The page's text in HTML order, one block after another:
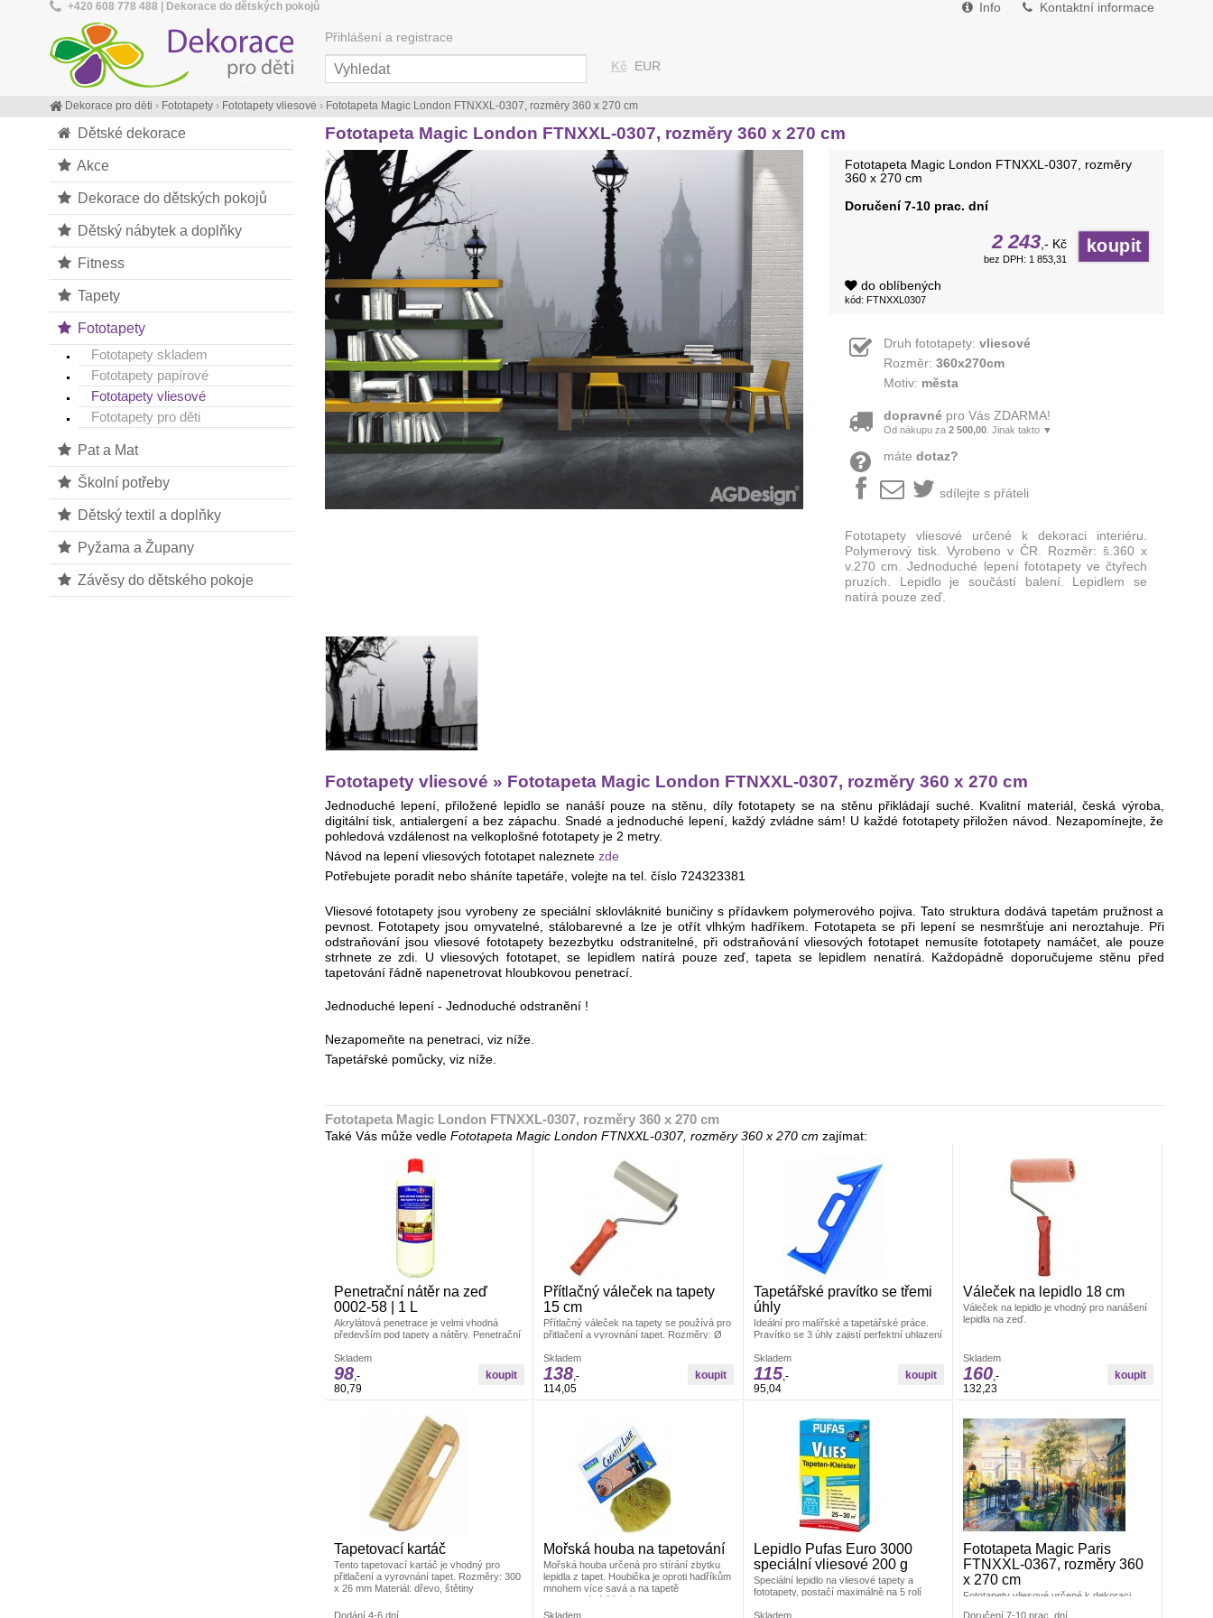
Fototapeta Magic London FTNXXL-0307, rozměry 360 x 270 cm
Fototapeta Magic London FTNXXL-0307, rozměry
360 x 270 cm
Doručení 7-10 prac. dní
2 243,- Kč
bez DPH: 1 853,31
do oblíbených
kód: FTNXXL0307
Druh fototapety:vliesové
Rozměr:360x270cm
Motiv: města
dopravné pro Vás ZDARMA!
Od nákupu za2 500,00 . Jinak takto ▼
mátedotaz?
sdílejte s přáteli
Fototapety vliesové určené k dekoraci interiéru.
Polymerový tisk. Vyrobeno v ČR. Rozměr: š.360 x
v.270 cm. Jednoduché lepení fototapety ve čtyřech
pruzích. Lepidlo je součástí balení. Lepidlem se
natírá pouze zeď.
Fototapety vliesové » Fototapeta Magic London FTNXXL-0307, rozměry 360 x 270 cm
Jednoduché lepení, přiložené lepidlo se nanáší pouze na stěnu, díly fototapety se na stěnu přikládají suché. Kvalitní materiál, česká výroba,
digitální tisk, antialergení a bez zápachu. Snadé a jednoduché lepení, každý zvládne sám! U každé fototapety přiložen návod. Nezapomínejte, že
pohledová vzdálenost na velkoplošné fototapety je 2 metry.
Návod na lepení vliesových fototapet naleznete zde
Potřebujete poradit nebo sháníte tapetáře, volejte na tel. číslo 724323381
Vliesové fototapety jsou vyrobeny ze speciální sklovláknité buničiny s přídavkem polymerového pojiva. Tato struktura dodává tapetám pružnost a
pevnost. Fototapety jsou omyvatelné, stálobarevné a lze je otřít vlhkým hadříkem. Fototapeta se při lepení se nesmršťuje ani neroztahuje. Při
odstraňování jsou vliesové fototapety bezezbytku odstranitelné, při odstraňování vliesových fototapet nemusíte fototapety namáčet, ale pouze
strhnete ze zdi. U vliesových fototapet, se lepidlem natírá pouze zeď, tapeta se lepidlem nenatírá. Každopádně doporučujeme stěnu před
tapetování řádně napenetrovat hloubkovou penetrací.
Jednoduché lepení - Jednoduché odstranění !
Nezapomeňte na penetraci, viz níže.
Tapetářské pomůcky, viz níže.
Fototapeta Magic London FTNXXL-0307, rozměry 360 x 270 cm
Také Vás může vedle Fototapeta Magic London FTNXXL-0307, rozměry 360 x 270 cm zajímat:
Penetrační nátěr na zeď
0002-58 | 1 L
Akrylátová penetrace je velmi vhodná
především pod tapety a nátěry. Penetrační
kopolymeru.
Skladem
98,-
80,79
Přítlačný váleček na tapety
15 cm
Přítlačný váleček na tapety se používá pro
přitlačení a vyrovnání tapet. Rozměry: Ø
PUR pěny, umělohmotný držák +
pozinkovaný drát 6/8 mm
Skladem
138 ,-
114,05
Tapetářské pravítko se třemi
úhly
Ideální pro malířské a tapetářské práce.
Pravítko se 3 úhly zajistí perfektní uhlazení
Skladem
115,-
95,04
Váleček na lepidlo 18 cm
Váleček na lepidlo je vhodný pro nanášení
lepidla na zeď.
Skladem
160 ,-
132,23
Tapetovací kartáč
Tento tapetovací kartáč je vhodný pro
přitlačení a vyrovnání tapet. Rozměry: 300
x 26 mm Materiál: dřevo, štětiny
Dodání 4-6 dní
Mořská houba na tapetování
Mořská houba určená pro stírání zbytku
lepidla z tapet. Houbička je oproti hadříkům
mnohem více savá a na tapetě
14 cm
Skladem
Lepidlo Pufas Euro 3000
speciální vliesové 200 g
Speciální lepidlo na vliesové tapety a
fototapety, postačí maximálně na 5 rolí
Skladem
Fototapeta Magic Paris
FTNXXL-0367, rozměry 360
x 270 cm
Fototapety vliesové určené k dekoraci
Doručení 7-10 prac. dní
Dětské dekorace
Akce
Dekorace do dětských pokojů
Dětský nábytek a doplňky
Fitness
Tapety
Fototapety
Fototapety skladem
Fototapety papírové
Fototapety vliesové
Fototapety pro děti
Pat a Mat
Školní potřeby
Dětský textil a doplňky
Pyžama a Župany
Závěsy do dětského pokoje
Info Kontaktní informace
Dekorace pro děti › Fototapety› Fototapety vliesové › Fototapeta Magic London FTNXXL-0307, rozměry 360 x 270 cm
+420 608 778 488 | Dekorace do dětských pokojů
Kč EUR
Přihlášení a registrace